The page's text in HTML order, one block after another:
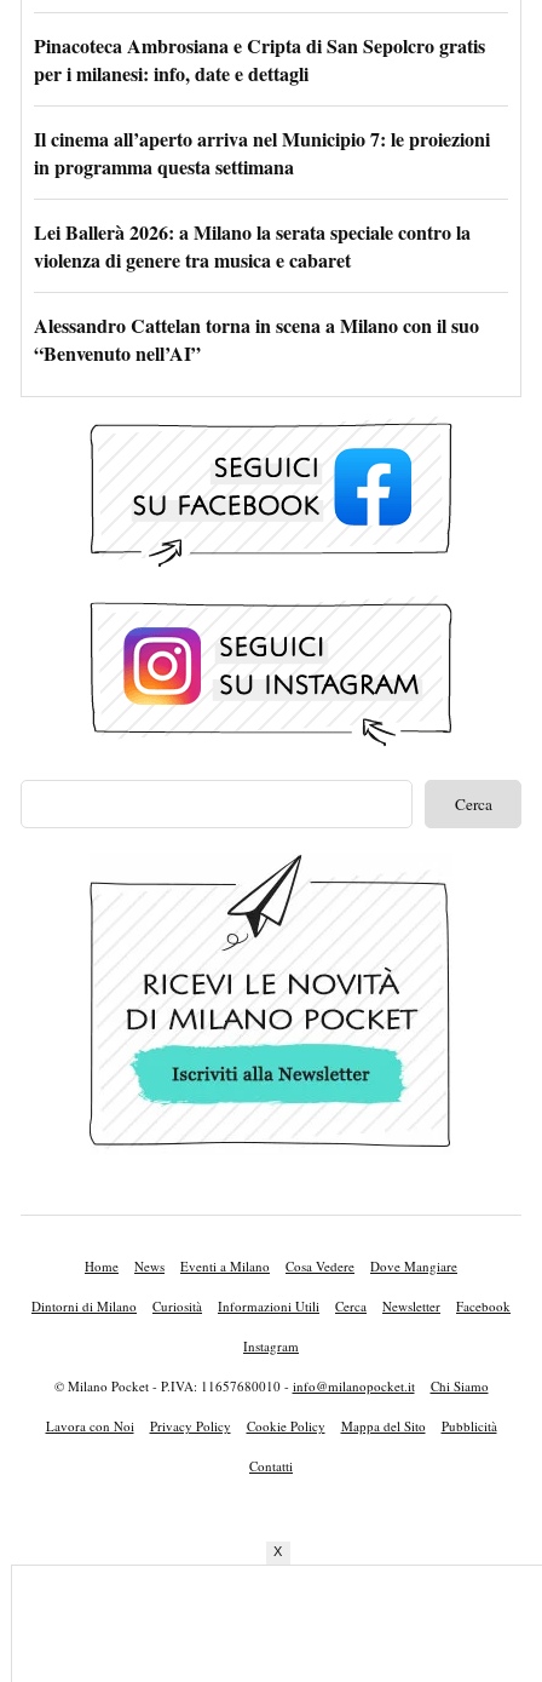
Pinacoteca Ambrosiana e Cripta di San Sepolcro gratis
per i milanesi: info, date e dettagli
Il cinema all’aperto arriva nel Municipio 7: le proiezioni
in programma questa settimana
Lei Ballerà 2026: a Milano la serata speciale contro la
violenza di genere tra musica e cabaret
Alessandro Cattelan torna in scena a Milano con il suo
“Benvenuto nell’AI”
Home News Eventi a Milano Cosa Vedere Dove Mangiare
Dintorni di Milano Curiosità Informazioni Utili Cerca Newsletter Facebook
Instagram
© Milano Pocket - P.IVA: 11657680010 - info@milanopocket.it Chi Siamo
Lavora con Noi Privacy Policy Cookie Policy Mappa del Sito Pubblicità
Contatti
X